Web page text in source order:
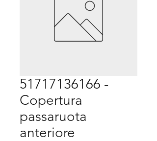
51717136166 -
Copertura
passaruota
anteriore